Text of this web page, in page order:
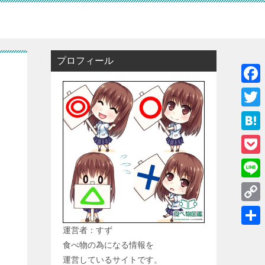
プロフィール
運営者：すず
食べ物の為になる情報を
運営しているサイトです。
F
a
c
e
b
o
o
k
T
w
i
e
H
a
t
e
n
P
o
c
k
L
i
n
C